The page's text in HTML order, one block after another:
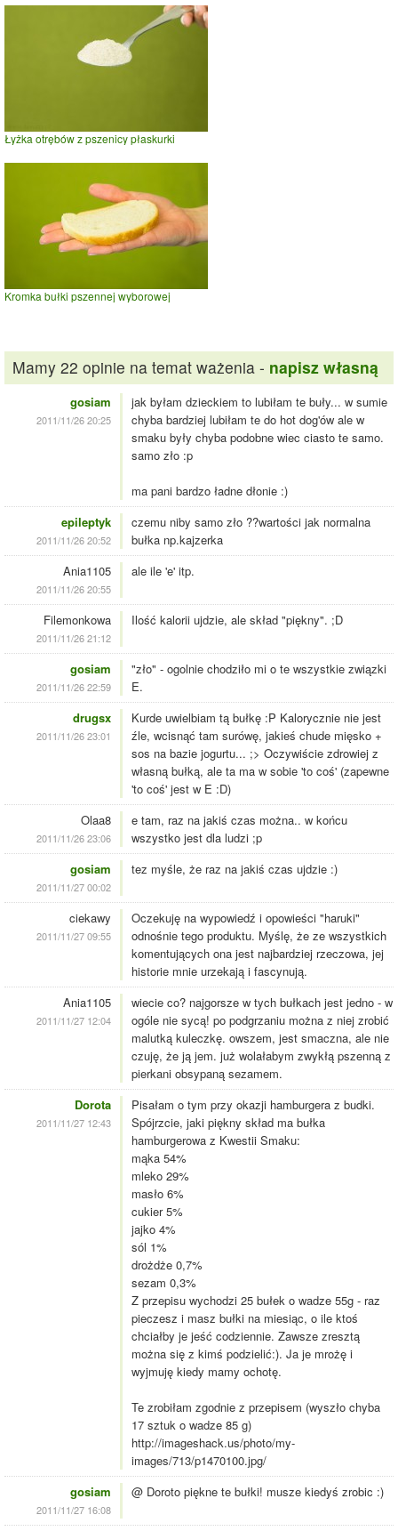
Łyżka otrębów z pszenicy płaskurki
Kromka bułki pszennej wyborowej
Mamy 22 opinie na temat ważenia - napisz własną
gosiam
2011/11/26 20:25
jak byłam dzieckiem to lubiłam te buły... w sumie
chyba bardziej lubiłam te do hot dog'ów ale w
smaku były chyba podobne wiec ciasto te samo.
samo zło :p
ma pani bardzo ładne dłonie :)
epileptyk
2011/11/26 20:52
czemu niby samo zło ??wartości jak normalna
bułka np.kajzerka
Ania1105
2011/11/26 20:55
ale ile 'e' itp.
Filemonkowa
2011/11/26 21:12
Ilość kalorii ujdzie, ale skład "piękny". ;D
gosiam
2011/11/26 22:59
"zło" - ogolnie chodziło mi o te wszystkie związki
E.
drugsx
2011/11/26 23:01
Kurde uwielbiam tą bułkę :P Kalorycznie nie jest
źle, wcisnąć tam surówę, jakieś chude mięsko +
sos na bazie jogurtu... ;> Oczywiście zdrowiej z
własną bułką, ale ta ma w sobie 'to coś' (zapewne
'to coś' jest w E :D)
Olaa8
2011/11/26 23:06
e tam, raz na jakiś czas można.. w końcu
wszystko jest dla ludzi ;p
gosiam
2011/11/27 00:02
tez myśle, że raz na jakiś czas ujdzie :)
ciekawy
2011/11/27 09:55
Oczekuję na wypowiedź i opowieści "haruki"
odnośnie tego produktu. Myślę, że ze wszystkich
komentujących ona jest najbardziej rzeczowa, jej
historie mnie urzekają i fascynują.
Ania1105
2011/11/27 12:04
wiecie co? najgorsze w tych bułkach jest jedno - w
ogóle nie sycą! po podgrzaniu można z niej zrobić
malutką kuleczkę. owszem, jest smaczna, ale nie
czuję, że ją jem. już wolałabym zwykłą pszenną z
pierkani obsypaną sezamem.
Dorota
2011/11/27 12:43
Pisałam o tym przy okazji hamburgera z budki.
Spójrzcie, jaki piękny skład ma bułka
hamburgerowa z Kwestii Smaku:
mąka 54%
mleko 29%
masło 6%
cukier 5%
jajko 4%
sól 1%
drożdże 0,7%
sezam 0,3%
Z przepisu wychodzi 25 bułek o wadze 55g - raz
pieczesz i masz bułki na miesiąc, o ile ktoś
chciałby je jeść codziennie. Zawsze zresztą
można się z kimś podzielić:). Ja je mrożę i
wyjmuję kiedy mamy ochotę.
Te zrobiłam zgodnie z przepisem (wyszło chyba
17 sztuk o wadze 85 g)
http://imageshack.us/photo/my-
images/713/p1470100.jpg/
gosiam
2011/11/27 16:08
@ Doroto piękne te bułki! musze kiedyś zrobic :)